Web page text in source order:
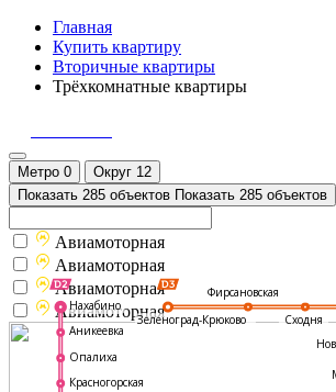
Главная
Купить квартиру
Вторичные квартиры
Трёхкомнатные квартиры
Метро 0 Округ 12
Показать 285 объектов Показать 285 объектов
Фирсановская
Сходня
Нахабино
Аникеевка
Опалиха
Красногорская
Зеленоград-Крюково
Авиамоторная
Авиамоторная
Авиамоторная
Авиамоторная